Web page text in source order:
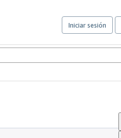
Iniciar sesión